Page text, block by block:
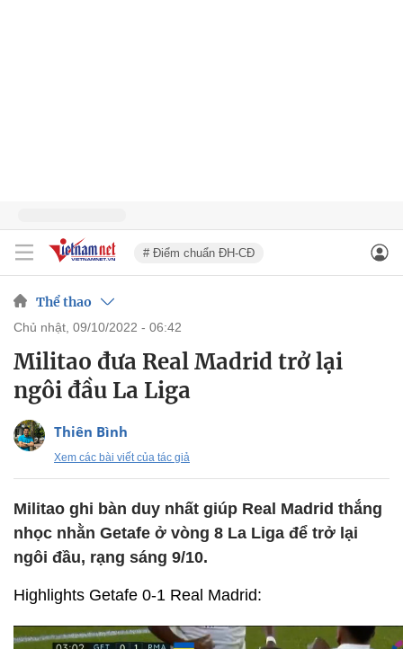
# Điểm chuẩn ĐH-CĐ
Thể thao
chủ nhật, 09/10/2022 - 06:42
Militao đưa Real Madrid trở lại
ngôi đầu La Liga
Thiên Bình
Xem các bài viết của tác giả
Militao ghi bàn duy nhất giúp Real Madrid thắng
nhọc nhằn Getafe ở vòng 8 La Liga để trở lại
ngôi đầu, rạng sáng 9/10.
Highlights Getafe 0-1 Real Madrid: